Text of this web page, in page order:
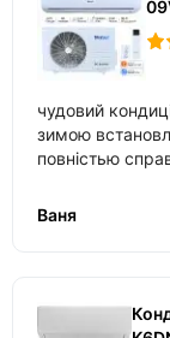
чудовий
зимою
повністью
температури
Ваня